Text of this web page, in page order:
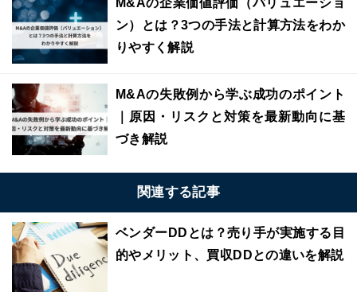
ン）とは？3つの手法と計算方法をわか
りやすく解説
M&Aの失敗例から学ぶ成功のポイント
｜原因・リスクと対策を最新動向に基
づき解説
関連する記事
ベンダーDDとは？売り手が実施する目
的やメリット、買収DDとの違いを解説